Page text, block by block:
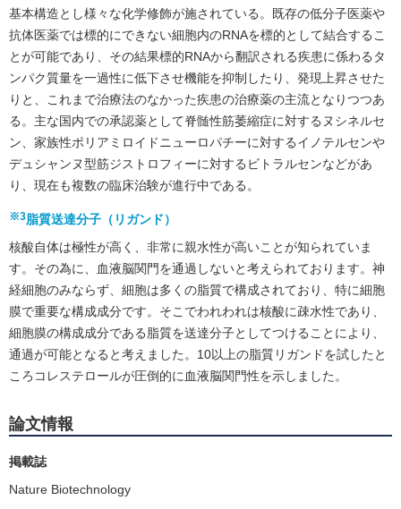
基本構造とし様々な化学修飾が施されている。既存の低分子医薬や
抗体医薬では標的にできない細胞内のRNAを標的として結合するこ
とが可能であり、その結果標的RNAから翻訳される疾患に係わるタ
ンパク質量を一過性に低下させ機能を抑制したり、発現上昇させた
りと、これまで治療法のなかった疾患の治療薬の主流となりつつあ
る。主な国内での承認薬として脊髄性筋萎縮症に対するヌシネルセ
ン、家族性ポリアミロイドニューロパチーに対するイノテルセンや
デュシャンヌ型筋ジストロフィーに対するビトラルセンなどがあ
り、現在も複数の臨床治験が進行中である。
※3脂質送達分子（リガンド）
核酸自体は極性が高く、非常に親水性が高いことが知られていま
す。その為に、血液脳関門を通過しないと考えられております。神
経細胞のみならず、細胞は多くの脂質で構成されており、特に細胞
膜で重要な構成成分です。そこでわれわれは核酸に疎水性であり、
細胞膜の構成成分である脂質を送達分子としてつけることにより、
通過が可能となると考えました。10以上の脂質リガンドを試したと
ころコレステロールが圧倒的に血液脳関門性を示しました。
論文情報
掲載誌
Nature Biotechnology